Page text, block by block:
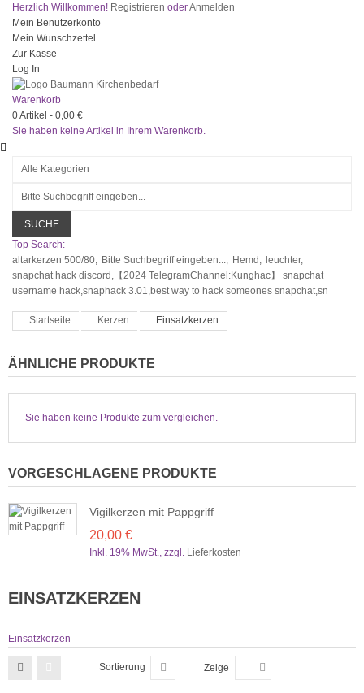
Herzlich Willkommen! Registrieren oderAnmelden
Mein Benutzerkonto
Mein Wunschzettel
Zur Kasse
Log In
Warenkorb
0Artikel - 0,00 €
Sie haben keine Artikel in Ihrem Warenkorb.
SUCHE
Top Search:
altarkerzen 500/80, Bitte Suchbegriff eingeben..., Hemd, leuchter,
snapchat hack discord,【2024 TelegramChannel:Kunghac】 snapchat
username hack,snaphack 3.01,best way to hack someones snapchat,sn
Startseite Kerzen Einsatzkerzen
ÄHNLICHE PRODUKTE
Sie haben keine Produkte zum vergleichen.
VORGESCHLAGENE PRODUKTE
Vigilkerzen mit Pappgriff
20,00 €
Inkl. 19% MwSt., zzgl. Lieferkosten
EINSATZKERZEN
Einsatzkerzen
Sortierung Zeige